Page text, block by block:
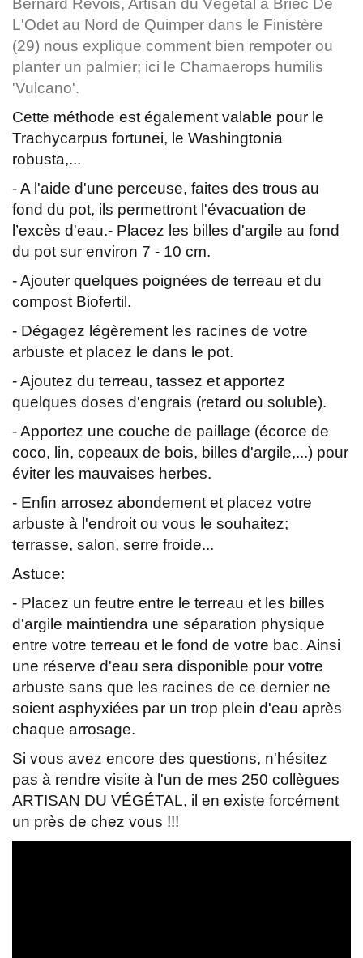
L'Odet au Nord de Quimper dans le Finistère
(29) nous explique comment bien rempoter ou
planter un palmier; ici le Chamaerops humilis
'Vulcano'.
Cette méthode est également valable pour le
Trachycarpus fortunei, le Washingtonia
robusta,...
- A l'aide d'une perceuse, faites des trous au
fond du pot, ils permettront l'évacuation de
l’excès d'eau.- Placez les billes d'argile au fond
du pot sur environ 7 - 10 cm.
- Ajouter quelques poignées de terreau et du
compost Biofertil.
- Dégagez légèrement les racines de votre
arbuste et placez le dans le pot.
- Ajoutez du terreau, tassez et apportez
quelques doses d'engrais (retard ou soluble).
- Apportez une couche de paillage (écorce de
coco, lin, copeaux de bois, billes d'argile,...) pour
éviter les mauvaises herbes.
- Enfin arrosez abondement et placez votre
arbuste à l'endroit ou vous le souhaitez;
terrasse, salon, serre froide...
Astuce:
- Placez un feutre entre le terreau et les billes
d'argile maintiendra une séparation physique
entre votre terreau et le fond de votre bac. Ainsi
une réserve d'eau sera disponible pour votre
arbuste sans que les racines de ce dernier ne
soient asphyxiées par un trop plein d'eau après
chaque arrosage.
Si vous avez encore des questions, n'hésitez
pas à rendre visite à l'un de mes 250 collègues
ARTISAN DU VÉGÉTAL, il en existe forcément
un près de chez vous !!!